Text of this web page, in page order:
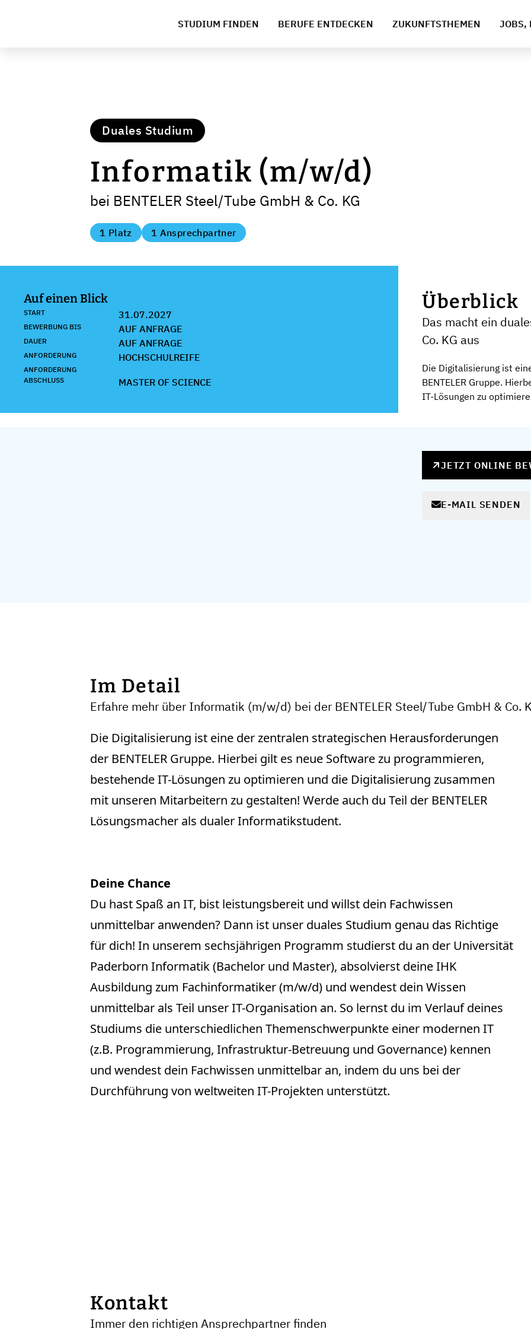
STUDIUM FINDEN BERUFE ENTDECKEN ZUKUNFTSTHEMEN JOBS,
Duales Studium
Informatik (m/w/d)
bei BENTELER Steel/Tube GmbH & Co. KG
1 Platz 1 Ansprechpartner
Auf einen Blick
START 31.07.2027
BEWERBUNG BIS AUF ANFRAGE
DAUER AUF ANFRAGE
ANFORDERUNG HOCHSCHULREIFE
ANFORDERUNG
ABSCHLUSS
MASTER OF SCIENCE
Überblick
Das macht ein
Co. KG aus
Die Digitalisierung ist
BENTELER Gruppe.
IT-Lösungen zu
JETZT ONLINE
E-MAIL SENDEN
Im Detail
Erfahre mehr über Informatik (m/w/d) bei der BENTELER Steel/Tube GmbH & Co.
Die Digitalisierung ist eine der zentralen strategischen Herausforderungen
der BENTELER Gruppe. Hierbei gilt es neue Software zu programmieren,
bestehende IT-Lösungen zu optimieren und die Digitalisierung zusammen
mit unseren Mitarbeitern zu gestalten! Werde auch du Teil der BENTELER
Lösungsmacher als dualer Informatikstudent.
Deine Chance
Du hast Spaß an IT, bist leistungsbereit und willst dein Fachwissen
unmittelbar anwenden? Dann ist unser duales Studium genau das Richtige
für dich! In unserem sechsjährigen Programm studierst du an der Universität
Paderborn Informatik (Bachelor und Master), absolvierst deine IHK
Ausbildung zum Fachinformatiker (m/w/d) und wendest dein Wissen
unmittelbar als Teil unser IT-Organisation an. So lernst du im Verlauf deines
Studiums die unterschiedlichen Themenschwerpunkte einer modernen IT
(z.B. Programmierung, Infrastruktur-Betreuung und Governance) kennen
und wendest dein Fachwissen unmittelbar an, indem du uns bei der
Durchführung von weltweiten IT-Projekten unterstützt.
Kontakt
Immer den richtigen Ansprechpartner finden